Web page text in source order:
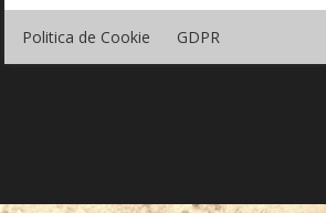
Politica de Cookie GDPR